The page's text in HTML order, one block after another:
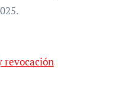
revocación